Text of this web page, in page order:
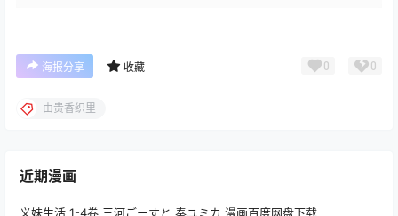
海报分享 收藏 0 0
由贵香织里
近期漫画
义妹生活 1-4卷 三河ごーすと 奏ユミカ 漫画百度网盘下载